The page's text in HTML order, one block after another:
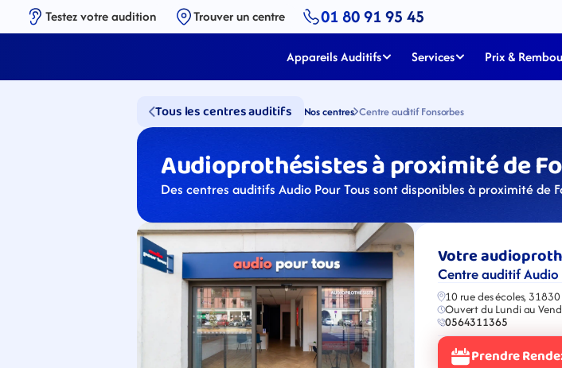
Testez votre audition Trouver un centre 01 80 91 95 45
Appareils Auditifs Services Prix &
Tous les centres auditifs Nos centres Centre auditif Fonsorbes
Audioprothésistes à proximité de
Des centres auditifs Audio Pour Tous sont disponibles à proximité de
Votre
Centre auditif Audio
10 rue des écoles,
Ouvert du Lundi au
0564311365
Prendre